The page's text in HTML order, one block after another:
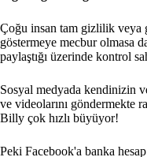
Çoğu insan tam gizlilik veya
göstermeye mecbur olmasa
paylaştığı üzerinde kontrol
Sosyal medyada kendinizin
ve videolarını göndermekte
Billy çok hızlı büyüyor!
Peki Facebook'a banka